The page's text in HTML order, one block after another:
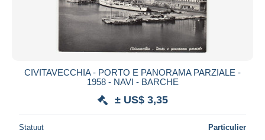
CIVITAVECCHIA - PORTO E PANORAMA PARZIALE -
1958 - NAVI - BARCHE
± US$ 3,35
Statuut Particulier